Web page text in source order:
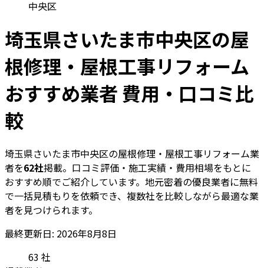
中央区
埼玉県さいたま市中央区の屋
根修理・屋根工事リフォーム
おすすめ業者 費用・口コミ比
較
埼玉県さいたま市中央区の屋根修理・屋根工事リフォーム業
者を62社掲載。口コミ評価・施工実績・費用相場をもとに
おすすめ順でご紹介しています。地元密着の優良業者に無料
で一括見積もりを依頼でき、複数社を比較しながら最適な業
者を見つけられます。
最終更新日: 2026年8月8日
63 社